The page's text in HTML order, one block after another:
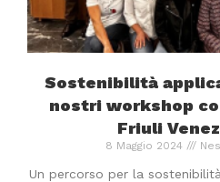
Sostenibilità
nostri workshop
Friuli
8 Maggio 2024
Un percorso per la